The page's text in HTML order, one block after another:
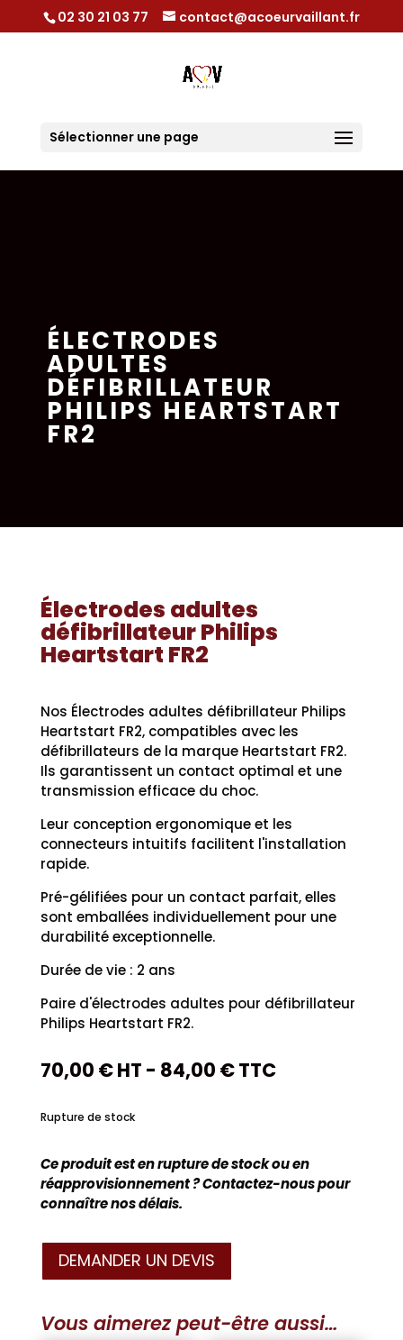
02 30 21 03 77 contact@acoeurvaillant.fr
Sélectionner une page
ÉLECTRODES
ADULTES
DÉFIBRILLATEUR
PHILIPS HEARTSTART
FR2
Électrodes adultes
défibrillateur Philips
Heartstart FR2
Nos Électrodes adultes défibrillateur Philips
Heartstart FR2, compatibles avec les
défibrillateurs de la marque Heartstart FR2.
Ils garantissent un contact optimal et une
transmission efficace du choc.
Leur conception ergonomique et les
connecteurs intuitifs facilitent l'installation
rapide.
Pré-gélifiées pour un contact parfait, elles
sont emballées individuellement pour une
durabilité exceptionnelle.
Durée de vie : 2 ans
Paire d'électrodes adultes pour défibrillateur
Philips Heartstart FR2.
70,00 €HT - 84,00 €TTC
Rupture de stock
Ce produit est en rupture de stock ou en
réapprovisionnement ? Contactez-nous pour
connaître nos délais.
DEMANDER UN DEVIS
Vous aimerez peut-être aussi…